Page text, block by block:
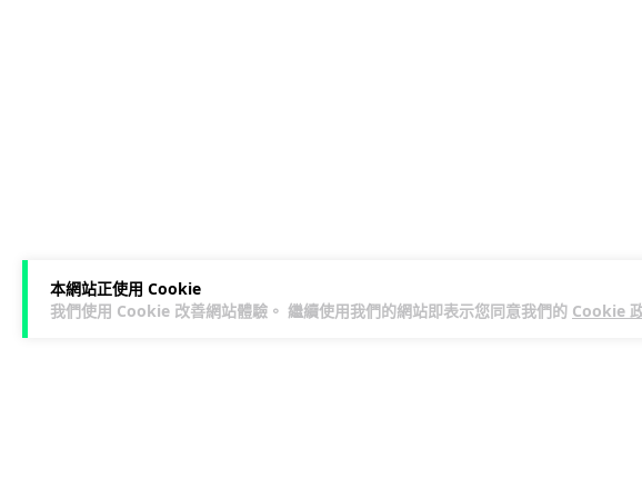
本網站正使用 Cookie
我們使用 Cookie 改善網站體驗。 繼續使用我們的網站即表示您同意我們的 Cookie